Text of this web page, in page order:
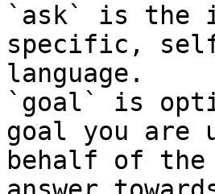
`ask` is the
specific,
language.
`goal` is
goal you are
behalf of